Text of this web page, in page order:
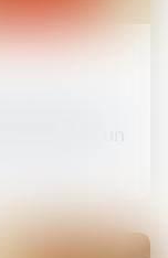
forme de
d’un